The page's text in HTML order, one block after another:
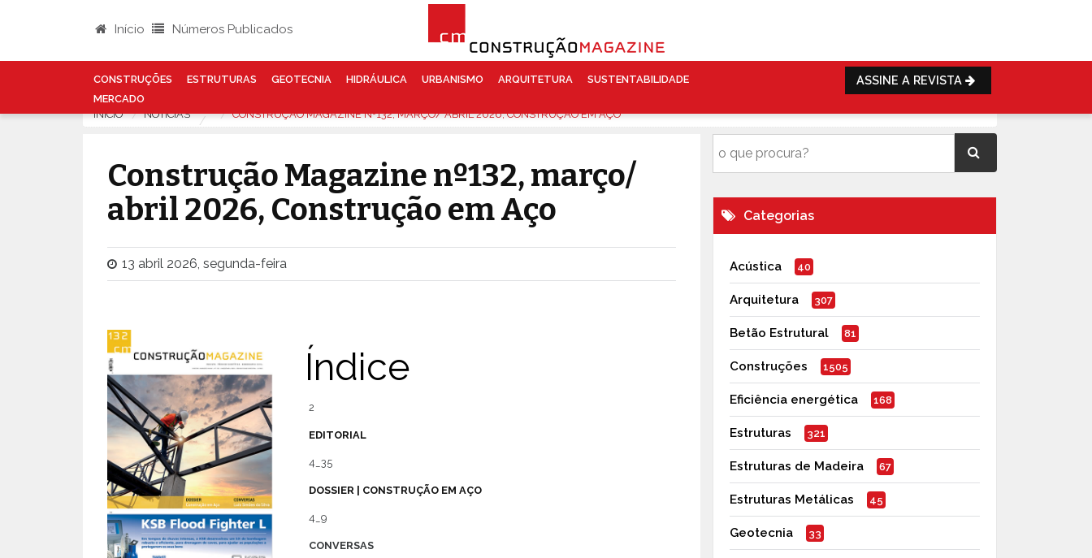
Início Números Publicados
CONSTRUÇÕES ESTRUTURAS GEOTECNIA HIDRÁULICA URBANISMO ARQUITETURA
SUSTENTABILIDADE
MERCADO
ASSINE A REVISTA
INÍCIO NOTÍCIAS CONSTRUÇÃO MAGAZINE Nº132, MARÇO/ ABRIL 2026, CONSTRUÇÃO EM AÇO
Construção Magazine nº132, março/
abril 2026, Construção em Aço
13 abril 2026, segunda-feira
Índice
2
EDITORIAL
4_35
DOSSIER | CONSTRUÇÃO EM AÇO
4_9
CONVERSAS
Categorias
Acústica 40
Arquitetura 307
Betão Estrutural 81
Construções 1505
Eficiência energética 168
Estruturas 321
Estruturas de Madeira 67
Estruturas Metálicas 45
Geotecnia 33